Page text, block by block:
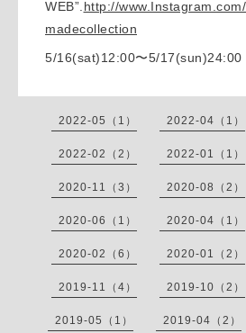
WEB”.http://
madecollection
5/16(sat)12:00〜5/17(sun)24:00
2022-05（1） 2022-04（1）
2022-02（2） 2022-01（1）
2020-11（3） 2020-08（2）
2020-06（1） 2020-04（1）
2020-02（6） 2020-01（2）
2019-11（4） 2019-10（2）
2019-05（1） 2019-04（2）